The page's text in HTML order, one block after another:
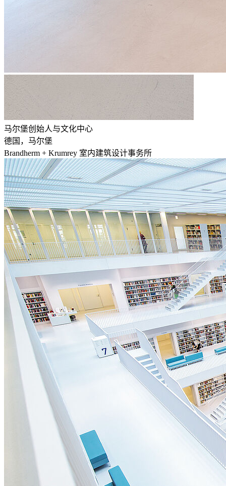
马尔堡创始人与文化中心
德国，马尔堡
Brandherm + Krumrey 室内建筑设计事务所